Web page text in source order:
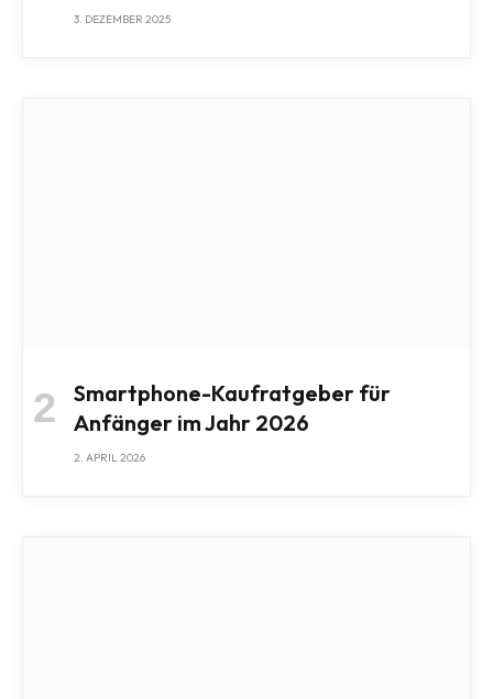
3. DEZEMBER 2025
Smartphone-Kaufratgeber für
Anfänger im Jahr 2026
2. APRIL 2026